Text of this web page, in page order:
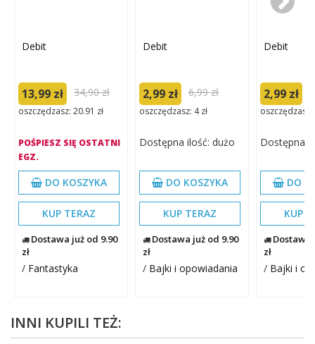
Debit
13,99 zł 34,90 zł
oszczędzasz: 20.91 zł
POŚPIESZ SIĘ OSTATNI
EGZ.
DO KOSZYKA
KUP TERAZ
Dostawa już od 9.90
zł
/ Fantastyka
Debit
2,99 zł 6,99 zł
oszczędzasz: 4 zł
Dostępna ilość: dużo
DO KOSZYKA
KUP TERAZ
Dostawa już od 9.90
zł
/ Bajki i opowiadania
Debit
2,99 zł
oszczędzasz:
Dostępna
DO
KUP
Dostawa
zł
/ Bajki i
INNI KUPILI TEŻ: